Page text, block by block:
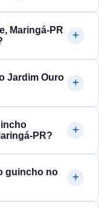
Maringá‑PR
Jardim Ouro
guincho no